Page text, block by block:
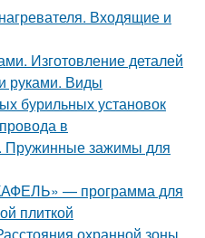
Входящие и
Изготовление деталей
руками. Виды
бурильных установок
в
Пружинные зажимы для
— программа для
плиткой